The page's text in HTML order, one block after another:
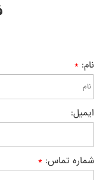
:
* نام
:ایمیل
:
* شماره تماس